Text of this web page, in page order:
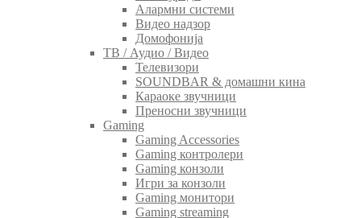
Алармни системи
Видео надзор
Домофонија
ТВ / Аудио / Видео
Телевизори
SOUNDBAR & домашни кина
Караоке звучници
Преносни звучници
Gaming
Gaming Accessories
Gaming контролери
Gaming конзоли
Игри за конзоли
Gaming монитори
Gaming streaming